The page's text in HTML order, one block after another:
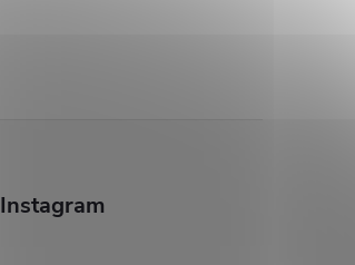
Instagram